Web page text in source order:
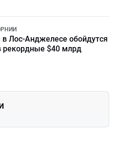
Лос-Анджелесе обойдутся
рекордные $40 млрд